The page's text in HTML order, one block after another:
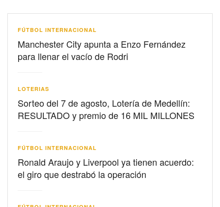
FÚTBOL INTERNACIONAL
Manchester City apunta a Enzo Fernández
para llenar el vacío de Rodri
LOTERIAS
Sorteo del 7 de agosto, Lotería de Medellín:
RESULTADO y premio de 16 MIL MILLONES
FÚTBOL INTERNACIONAL
Ronald Araujo y Liverpool ya tienen acuerdo:
el giro que destrabó la operación